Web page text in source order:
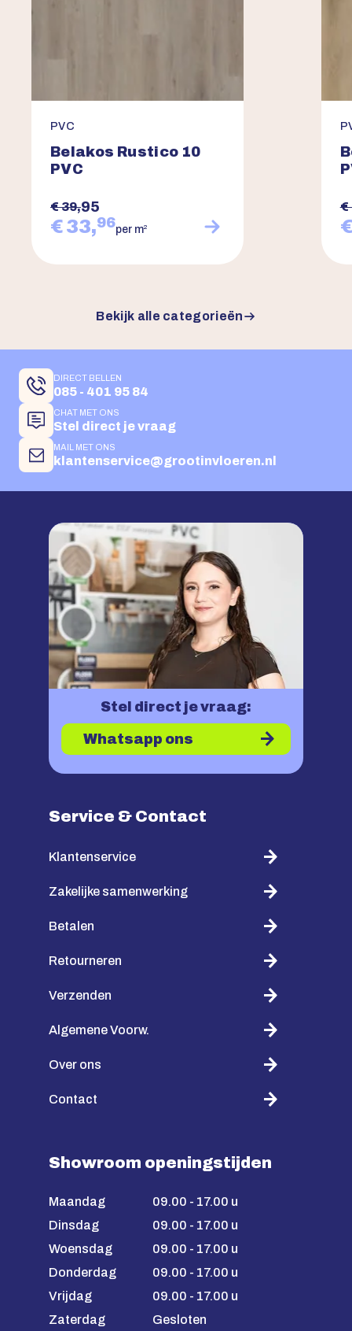
PVC
Belakos Rustico 10
PVC
€ 39,95
€ 33,96per m2
€
Bekijk alle categorieën
DIRECT BELLEN
085 - 401 95 84
CHAT MET ONS
Stel direct je vraag
MAIL MET ONS
klantenservice@grootinvloeren.nl
Stel direct je vraag:
Whatsapp ons
Service & Contact
Klantenservice
Zakelijke samenwerking
Betalen
Retourneren
Verzenden
Algemene Voorw.
Over ons
Contact
Showroom openingstijden
Maandag
09.00 - 17.00 u
Dinsdag
09.00 - 17.00 u
Woensdag
09.00 - 17.00 u
Donderdag
09.00 - 17.00 u
Vrijdag
09.00 - 17.00 u
Zaterdag
Gesloten